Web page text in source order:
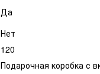
Да
Нет
120
Подарочная коробка с